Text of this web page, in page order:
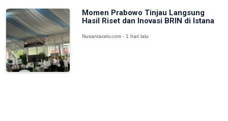
Momen Prabowo Tinjau Langsung
Hasil Riset dan Inovasi BRIN di Istana
Nusantaratv.com - 1 hari lalu